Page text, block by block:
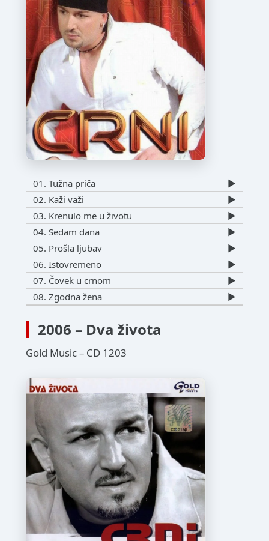
01. Tužna priča
▶️
02. Kaži važi
▶️
03. Krenulo me u životu
▶️
04. Sedam dana
▶️
05. Prošla ljubav
▶️
06. Istovremeno
▶️
07. Čovek u crnom
▶️
08. Zgodna žena
▶️
2006 – Dva života
Gold Music – CD 1203